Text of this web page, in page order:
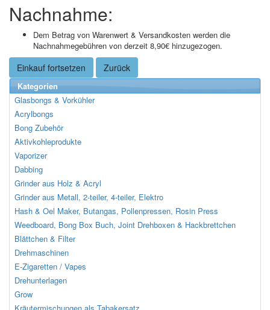
Nachnahme:
Dem Betrag von Warenwert & Versandkosten werden die
Nachnahmegebühren von derzeit 8,90€ hinzugezogen.
Einkauf fortsetzen Zurück
Kategorien
Glasbongs & Vorkühler
Acrylbongs
Bong Zubehör
Aktivkohleprodukte
Vaporizer
Dabbing
Grinder aus Holz & Acryl
Grinder aus Metall, 2-teiler, 4-teiler, Elektro
Hash & Oel Maker, Butangas, Pollenpressen, Rosin Press
Weedboard, Bong Box Buch, Joint Drehboxen & Hackbrettchen
Blättchen & Filter
Drehmaschinen
E-Zigaretten / Vapes
Drehunterlagen
Grow